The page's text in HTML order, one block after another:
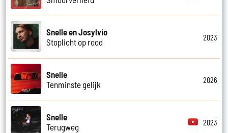
Snelle en Josylvio
Stoplicht op rood
2023
Snelle
Tenminste gelijk
2026
Snelle
Terugweg
2023